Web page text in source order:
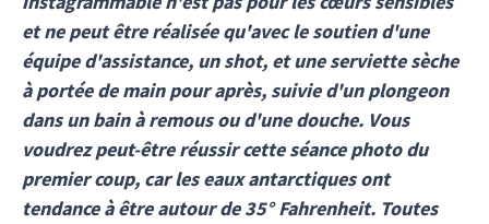
et ne peut être réalisée qu'avec le soutien d'une
équipe d'assistance, un shot, et une serviette sèche
à portée de main pour après, suivie d'un plongeon
dans un bain à remous ou d'une douche. Vous
voudrez peut-être réussir cette séance photo du
premier coup, car les eaux antarctiques ont
tendance à être autour de 35° Fahrenheit. Toutes